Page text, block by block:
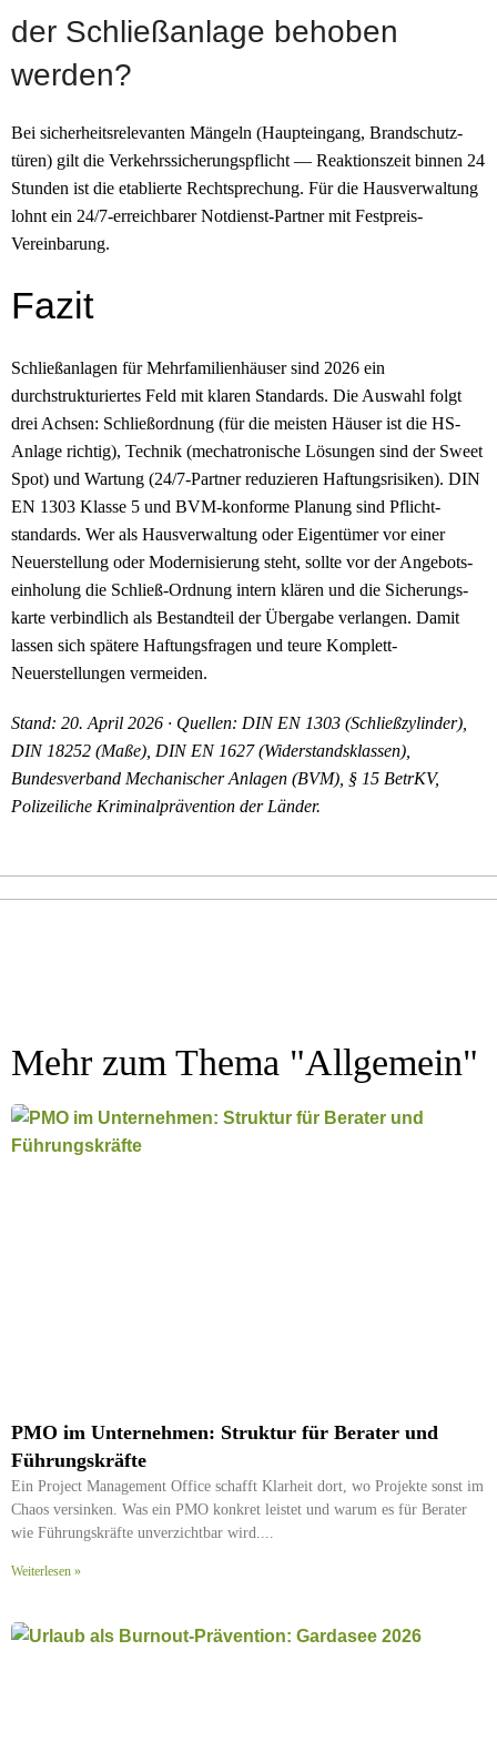
der Schließanlage behoben
werden?
Bei sicherheits­relevanten Mängeln (Haupteingang, Brandschutz­
türen) gilt die Verkehrs­sicherungs­pflicht — Reaktionszeit binnen 24
Stunden ist die etablierte Rechtsprechung. Für die Hausverwaltung
lohnt ein 24/7-erreichbarer Notdienst-Partner mit Festpreis-
Vereinbarung.
Fazit
Schließ­anlagen für Mehrfamilien­häuser sind 2026 ein
durchstrukturiertes Feld mit klaren Standards. Die Auswahl folgt
drei Achsen: Schließ­ordnung (für die meisten Häuser ist die HS-
Anlage richtig), Technik (mechatronische Lösungen sind der Sweet
Spot) und Wartung (24/7-Partner reduzieren Haftungs­risiken). DIN
EN 1303 Klasse 5 und BVM-konforme Planung sind Pflicht­
standards. Wer als Hausverwaltung oder Eigentümer vor einer
Neuerstellung oder Modernisierung steht, sollte vor der Angebots­
einholung die Schließ-Ordnung intern klären und die Sicherungs­
karte verbindlich als Bestandteil der Übergabe verlangen. Damit
lassen sich spätere Haftungs­fragen und teure Komplett-
Neuerstellungen vermeiden.
Stand: 20. April 2026 · Quellen: DIN EN 1303 (Schließzylinder),
DIN 18252 (Maße), DIN EN 1627 (Widerstandsklassen),
Bundesverband Mechanischer Anlagen (BVM), § 15 BetrKV,
Polizeiliche Kriminalprävention der Länder.
Mehr zum Thema "Allgemein"
PMO im Unternehmen: Struktur für Berater und
Führungskräfte
Ein Project Management Office schafft Klarheit dort, wo Projekte sonst im
Chaos versinken. Was ein PMO konkret leistet und warum es für Berater
wie Führungskräfte unverzichtbar wird.
Weiterlesen »